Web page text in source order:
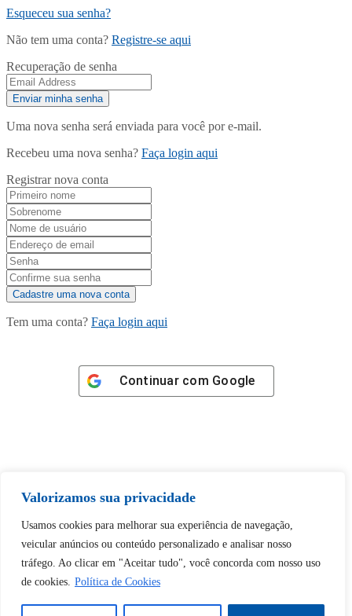
Valorizamos sua privacidade
Usamos cookies para melhorar sua experiência de navegação,
veicular anúncios ou conteúdo personalizado e analisar nosso
tráfego. Ao clicar em "Aceitar tudo", você concorda com nosso uso
de cookies. Política de Cookies
Esqueceu sua senha?
Não tem uma conta? Registre-se aqui
Recuperação de senha
Uma nova senha será enviada para você por e-mail.
Recebeu uma nova senha? Faça login aqui
Registrar nova conta
Tem uma conta? Faça login aqui
Continuar com Google
Tem certeza de que deseja
desbloquear esta publicação?
Desbloquear esquerda : 0
Sim Não